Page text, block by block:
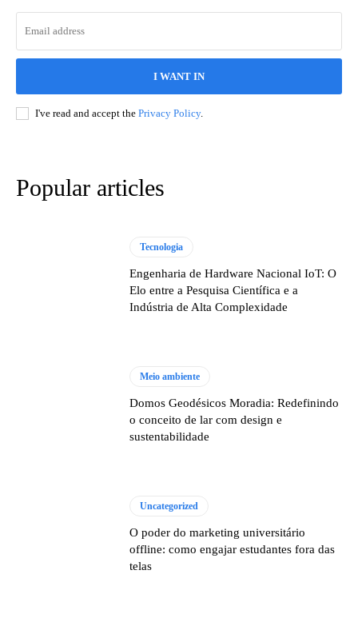
I WANT IN
I've read and accept the Privacy Policy.
Popular articles
Tecnologia
Engenharia de Hardware Nacional IoT: O
Elo entre a Pesquisa Científica e a
Indústria de Alta Complexidade
Meio ambiente
Domos Geodésicos Moradia: Redefinindo
o conceito de lar com design e
sustentabilidade
Uncategorized
O poder do marketing universitário
offline: como engajar estudantes fora das
telas